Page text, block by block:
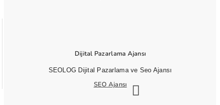
Dijital Pazarlama Ajansı
SEOLOG Dijital Pazarlama ve Seo Ajansı
SEO Ajansı